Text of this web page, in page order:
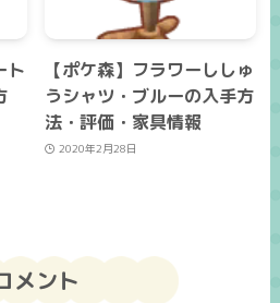
ト
【ポケ森】フラワーししゅ
うシャツ・ブルーの入手方
法・評価・家具情報
2020年2月28日
メント